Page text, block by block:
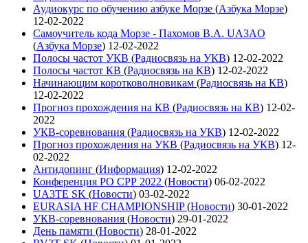
Аудиокурс по обучению азбуке Морзе (Азбука Морзе)
12-02-2022
Самоучитель кода Морзе - Пахомов В.А. UA3AO
(Азбука Морзе) 12-02-2022
Полосы частот УКВ (Радиосвязь на УКВ) 12-02-2022
Полосы частот КВ (Радиосвязь на КВ) 12-02-2022
Начинающим коротковолновикам (Радиосвязь на КВ)
12-02-2022
Прогноз прохождения на КВ (Радиосвязь на КВ) 12-02-
2022
УКВ-соревнования (Радиосвязь на УКВ) 12-02-2022
Прогноз прохождения на УКВ (Радиосвязь на УКВ) 12-
02-2022
Антидопинг (Информация) 12-02-2022
Конференция РО СРР 2022 (Новости) 06-02-2022
UA3TE SK (Новости) 03-02-2022
EURASIA HF CHAMPIONSHIP(Новости) 30-01-2022
УКВ-соревнования (Новости) 29-01-2022
День памяти (Новости) 28-01-2022